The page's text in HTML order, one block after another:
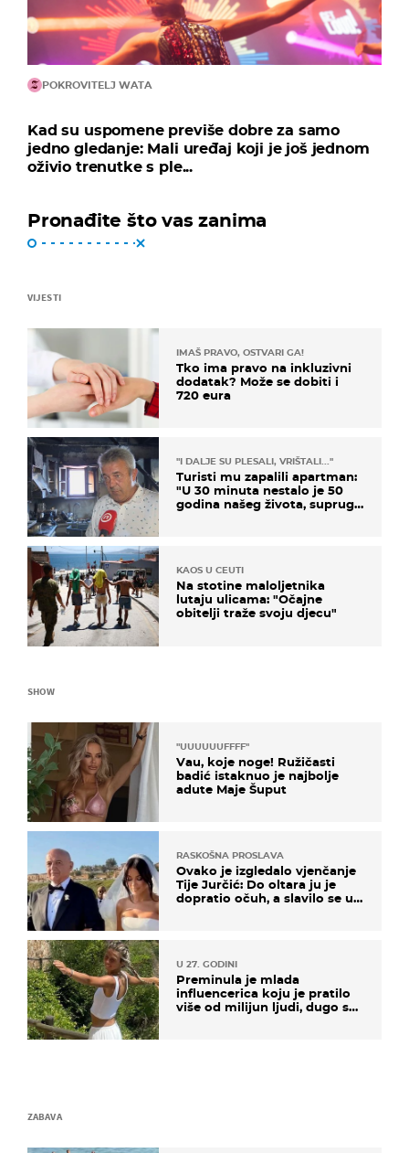
POKROVITELJ WATA
Kad su uspomene previše dobre za samo
jedno gledanje: Mali uređaj koji je još jednom
oživio trenutke s ple...
Pronađite što vas zanima
VIJESTI
IMAŠ PRAVO, OSTVARI GA!
Tko ima pravo na inkluzivni
dodatak? Može se dobiti i
720 eura
"I DALJE SU PLESALI, VRIŠTALI..."
Turisti mu zapalili apartman:
"U 30 minuta nestalo je 50
godina našeg života, supruga
KAOS U CEUTI
Na stotine maloljetnika
lutaju ulicama: "Očajne
obitelji traže svoju djecu"
SHOW
"UUUUUUFFFF"
Vau, koje noge! Ružičasti
badić istaknuo je najbolje
adute Maje Šuput
RASKOŠNA PROSLAVA
Ovako je izgledalo vjenčanje
Tije Jurčić: Do oltara ju je
dopratio očuh, a slavilo se uz
U 27. GODINI
Preminula je mlada
influencerica koju je pratilo
više od milijun ljudi, dugo se
ZABAVA